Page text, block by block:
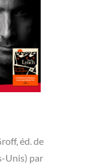
éd. de
Unis) par